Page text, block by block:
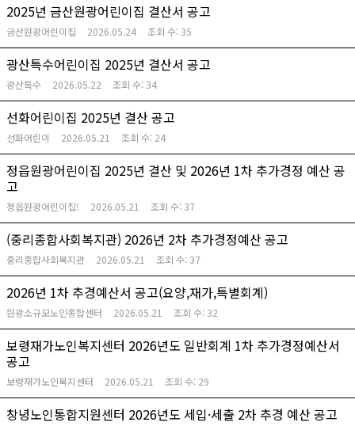
2025년 금산원광어린이집 결산서 공고
금산원광어린이집 2026.05.24 조회 수: 35
광산특수어린이집 2025년 결산서 공고
광산특수 2026.05.22 조회 수: 34
선화어린이집 2025년 결산 공고
선화어린이 2026.05.21 조회 수: 24
정읍원광어린이집 2025년 결산 및 2026년 1차 추가경정 예산 공
고
정읍원광어린이집! 2026.05.21 조회 수: 37
(중리종합사회복지관) 2026년 2차 추가경정예산 공고
중리종합사회복지관 2026.05.21 조회 수: 37
2026년 1차 추경예산서 공고(요양,재가,특별회계)
원광소규모노인종합센터 2026.05.21 조회 수: 32
보령재가노인복지센터 2026년도 일반회계 1차 추가경정예산서
공고
보령재가노인복지센터 2026.05.21 조회 수: 29
창녕노인통합지원센터 2026년도 세입·세출 2차 추경 예산 공고